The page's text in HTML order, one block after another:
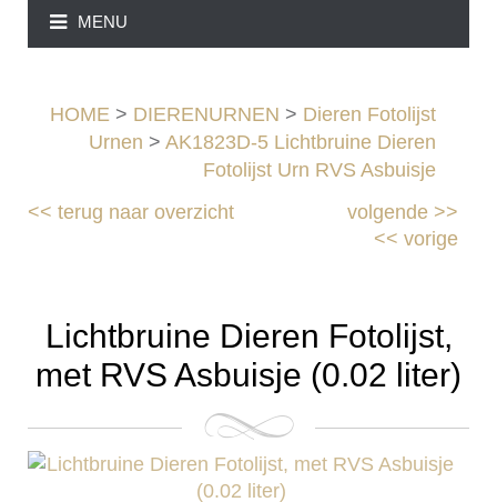
MENU
HOME > DIERENURNEN > Dieren Fotolijst
Urnen > AK1823D-5 Lichtbruine Dieren
Fotolijst Urn RVS Asbuisje
<<terug naar overzicht volgende>>
<< vorige
Lichtbruine Dieren Fotolijst,
met RVS Asbuisje (0.02 liter)